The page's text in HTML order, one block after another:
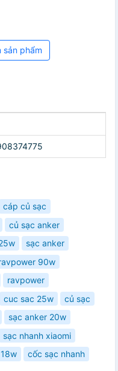
sản phẩm
cáp củ sạc
củ sạc anker
sạc anker
90w
ravpower
cuc sac 25w
củ sạc
sạc anker 20w
sạc nhanh xiaomi
cốc sạc nhanh